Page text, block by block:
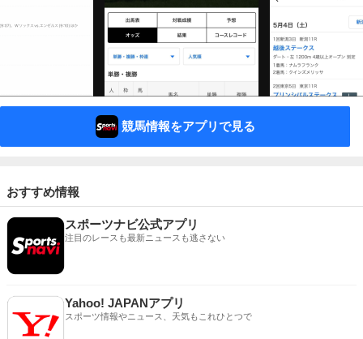
競馬情報をアプリで見る
おすすめ情報
スポーツナビ公式アプリ
注目のレースも最新ニュースも逃さない
Yahoo! JAPANアプリ
スポーツ情報やニュース、天気もこれひとつで